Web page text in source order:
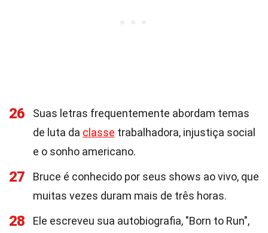
26
Suas letras frequentemente abordam temas
de luta da classe trabalhadora, injustiça social
e o sonho americano.
27
Bruce é conhecido por seus shows ao vivo, que
muitas vezes duram mais de três horas.
28
Ele escreveu sua autobiografia, "Born to Run",